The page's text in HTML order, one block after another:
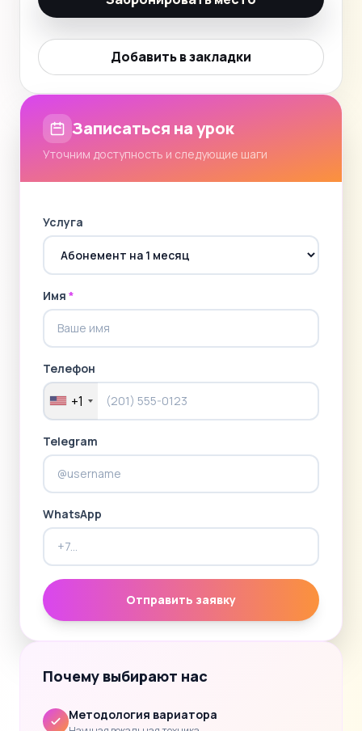
Добавить в закладки
Записаться на урок
Уточним доступность и следующие шаги
Услуга
Имя *
Телефон
+1
Telegram
WhatsApp
Отправить заявку
Почему выбирают нас
Методология вариатора